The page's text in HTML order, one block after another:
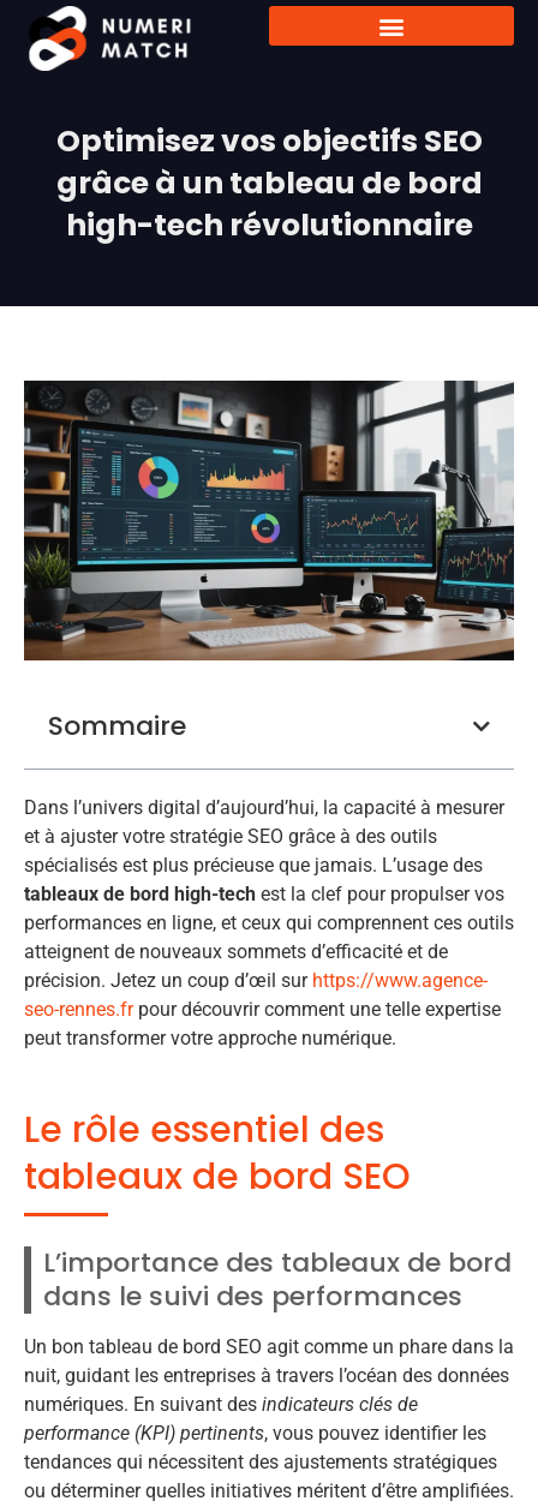
Optimisez vos objectifs SEO
grâce à un tableau de bord
high-tech révolutionnaire
Sommaire
Dans l’univers digital d’aujourd’hui, la capacité à mesurer
et à ajuster votre stratégie SEO grâce à des outils
spécialisés est plus précieuse que jamais. L’usage des
tableaux de bord high-tech est la clef pour propulser vos
performances en ligne, et ceux qui comprennent ces outils
atteignent de nouveaux sommets d’efficacité et de
précision. Jetez un coup d’œil sur https://www.agence-
seo-rennes.frpour découvrir comment une telle expertise
peut transformer votre approche numérique.
Le rôle essentiel des
tableaux de bord SEO
L’importance des tableaux de bord
dans le suivi des performances
Un bon tableau de bord SEO agit comme un phare dans la
nuit, guidant les entreprises à travers l’océan des données
numériques. En suivant des indicateurs clés de
performance (KPI) pertinents, vous pouvez identifier les
tendances qui nécessitent des ajustements stratégiques
ou déterminer quelles initiatives méritent d’être amplifiées.